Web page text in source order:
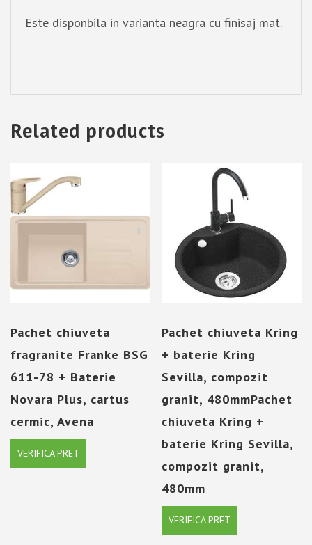
Este disponbila in varianta neagra cu finisaj mat.
Related products
Pachet chiuveta
fragranite Franke BSG
611-78 + Baterie
Novara Plus, cartus
cermic, Avena
VERIFICA PRET
Pachet chiuveta Kring
+ baterie Kring
Sevilla, compozit
granit, 480mmPachet
chiuveta Kring +
baterie Kring Sevilla,
compozit granit,
480mm
VERIFICA PRET